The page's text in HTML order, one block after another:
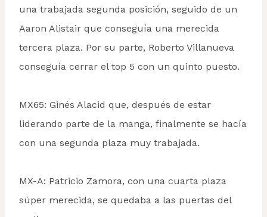
una trabajada segunda posición, seguido de un
Aaron Alistair que conseguía una merecida
tercera plaza. Por su parte, Roberto Villanueva
conseguía cerrar el top 5 con un quinto puesto.
MX65: Ginés Alacid que, después de estar
liderando parte de la manga, finalmente se hacía
con una segunda plaza muy trabajada.
MX-A: Patricio Zamora, con una cuarta plaza
súper merecida, se quedaba a las puertas del